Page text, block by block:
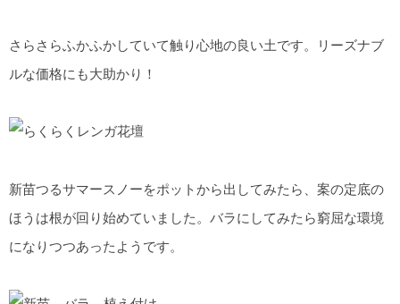
さらさらふかふかしていて触り心地の良い土です。リーズナブ
ルな価格にも大助かり！
新苗つるサマースノーをポットから出してみたら、案の定底の
ほうは根が回り始めていました。バラにしてみたら窮屈な環境
になりつつあったようです。